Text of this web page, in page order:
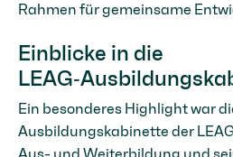
Rahmen für gemeinsame
Einblicke in die
Ein besonderes Highlight war
Ausbildungskabinette der